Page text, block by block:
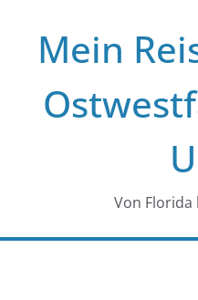
springenMein
Von Florida